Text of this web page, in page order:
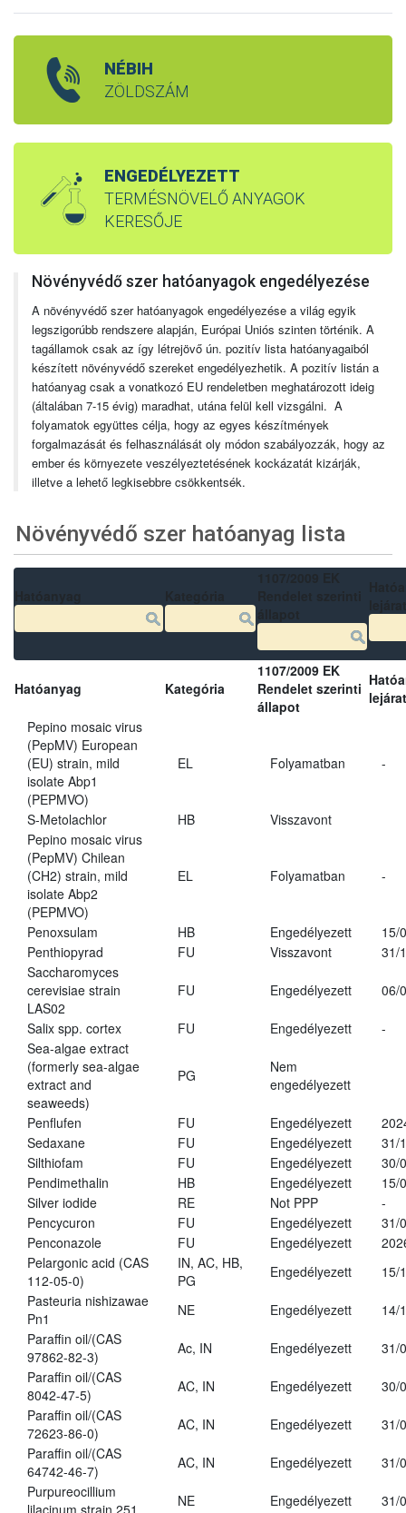
NÉBIH
ZÖLDSZÁM
ENGEDÉLYEZETT
TERMÉSNÖVELŐ ANYAGOK
KERESŐJE
Növényvédő szer hatóanyagok engedélyezése
A növényvédő szer hatóanyagok engedélyezése a világ egyik
legszigorúbb rendszere alapján, Európai Uniós szinten történik. A
tagállamok csak az így létrejövő ún. pozitív lista hatóanyagaiból
készített növényvédő szereket engedélyezhetik. A pozitív listán a
hatóanyag csak a vonatkozó EU rendeletben meghatározott ideig
(általában 7-15 évig) maradhat, utána felül kell vizsgálni. A
folyamatok együttes célja, hogy az egyes készítmények
forgalmazását és felhasználását oly módon szabályozzák, hogy az
ember és környezete veszélyeztetésének kockázatát kizárják,
illetve a lehető legkisebbre csökkentsék.
Növényvédő szer hatóanyag lista
Hatóanyag Kategória
1107/2009 EK
Rendelet szerinti
állapot
Pepino mosaic virus
(PepMV) European
(EU) strain, mild
isolate Abp1
(PEPMVO)
EL Folyamatban -
S-Metolachlor HB
Visszavont
Pepino mosaic virus
(PepMV) Chilean
(CH2) strain, mild
isolate Abp2
(PEPMVO)
EL Folyamatban -
Penoxsulam HB Engedélyezett
15/
Penthiopyrad
FU Visszavont
31/
Saccharomyces
cerevisiae strain
LAS02
FU Engedélyezett 06/
Salix spp. cortex FU Engedélyezett
-
Sea-algae extract
(formerly sea-algae
extract and
seaweeds)
PG
Nem
engedélyezett
Penflufen FU Engedélyezett
Sedaxane
FU Engedélyezett
31/
Silthiofam
FU Engedélyezett
30/
Pendimethalin
HB Engedélyezett
15/
Silver iodide
RE Not PPP
-
Pencycuron
FU Engedélyezett
31/
Penconazole
FU Engedélyezett
Pelargonic acid (CAS
112-05-0)
IN, AC, HB,
PG
Engedélyezett
15/
Pasteuria nishizawae
Pn1
NE Engedélyezett
14/
Paraffin oil/(CAS
97862-82-3)
Ac, IN Engedélyezett
31/
Paraffin oil/(CAS
8042-47-5)
AC, IN Engedélyezett
30/
Paraffin oil/(CAS
72623-86-0)
AC, IN Engedélyezett
31/
Paraffin oil/(CAS
64742-46-7)
AC, IN Engedélyezett
31/
Purpureocillium
NE Engedélyezett
31/